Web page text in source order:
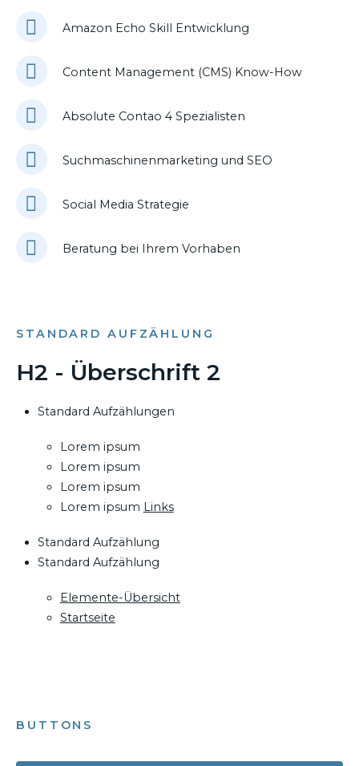
Amazon Echo Skill Entwicklung
Content Management (CMS) Know-How
Absolute Contao 4 Spezialisten
Suchmaschinenmarketing und SEO
Social Media Strategie
Beratung bei Ihrem Vorhaben
STANDARD AUFZÄHLUNG
H2 - Überschrift 2
Standard Aufzählungen
Lorem ipsum
Lorem ipsum
Lorem ipsum
Lorem ipsum Links
Standard Aufzählung
Standard Aufzählung
Elemente-Übersicht
Startseite
BUTTONS